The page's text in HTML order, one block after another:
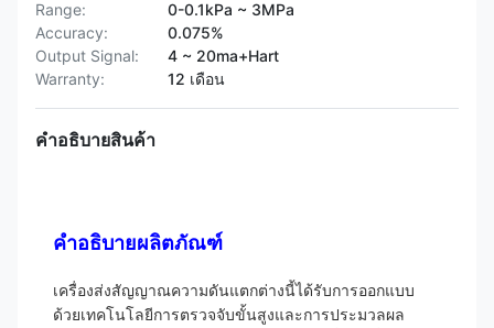
Range:
0-0.1kPa ~ 3MPa
Accuracy:
0.075%
Output Signal:
4 ~ 20ma+Hart
Warranty:
12 เดือน
คําอธิบายสินค้า
คำอธิบายผลิตภัณฑ์
เครื่องส่งสัญญาณความดันแตกต่างนี้ได้รับการออกแบบ
ด้วยเทคโนโลยีการตรวจจับขั้นสูงและการประมวลผล